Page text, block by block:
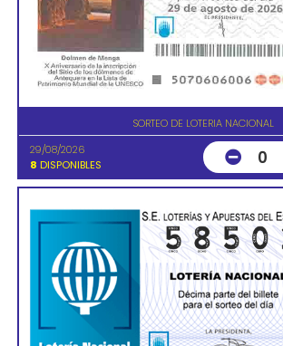
SORTEO DE LOTERIA NACIONAL
29/08/2026
8 DISPONIBLES 0